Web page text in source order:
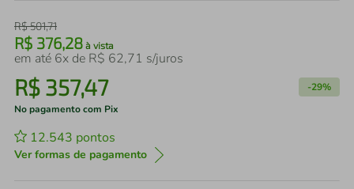
R$501,71
R$ 376,28 à vista
em até 6x de R$ 62,71 s/juros
R$ 357,47 -29%
No pagamento com Pix
12.543 pontos
Ver formas de pagamento